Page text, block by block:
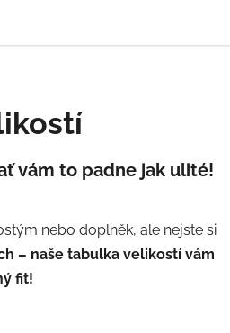
vám to padne jak ulité!
nebo doplněk, ale nejste si
– naše tabulka velikostí vám
fit!